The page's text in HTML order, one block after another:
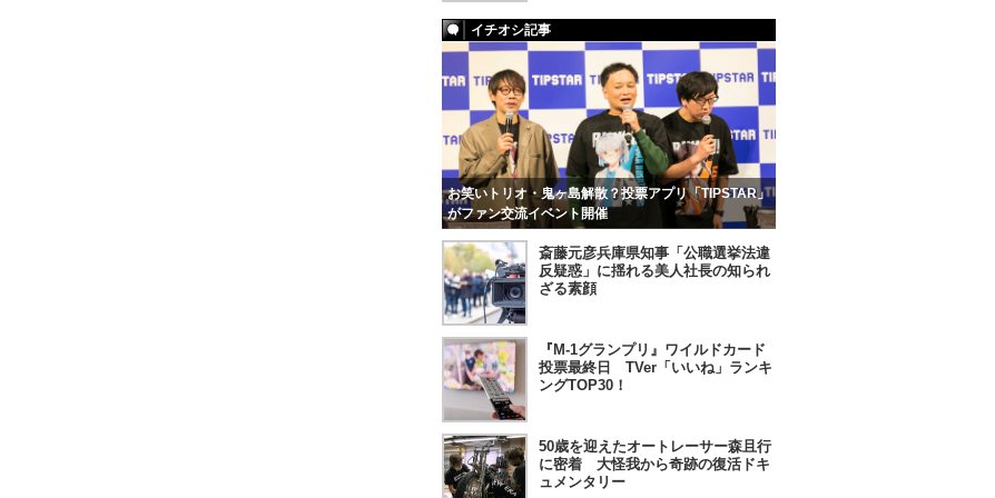
イチオシ記事
お笑いトリオ・鬼ヶ島解散？投票アプリ「TIPSTAR」
がファン交流イベント開催
斎藤元彦兵庫県知事「公職選挙法違
反疑惑」に揺れる美人社長の知られ
ざる素顔
『M-1グランプリ』ワイルドカード
投票最終日 TVer「いいね」ランキ
ングTOP30！
50歳を迎えたオートレーサー森且行
に密着 大怪我から奇跡の復活ドキ
ュメンタリー